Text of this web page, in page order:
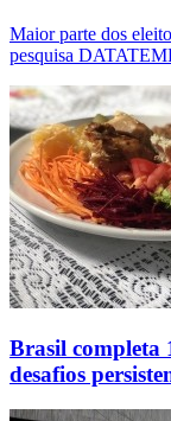
Maior parte dos
pesquisa
Brasil completa
desafios